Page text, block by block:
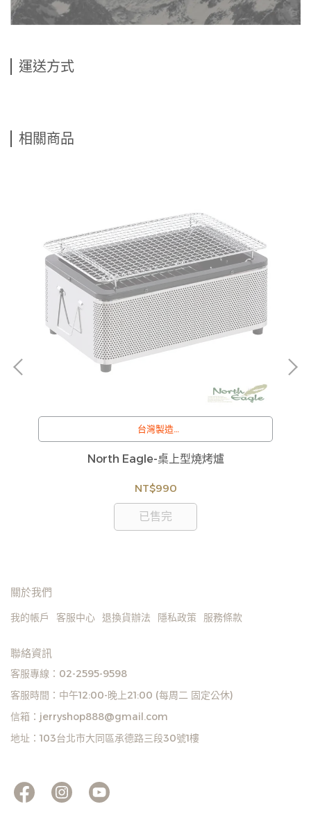
運送方式
相關商品
台灣製造
/
訂購注意事項 :
商品流動性快且多個平台共用庫存，偶有下單後缺貨
情形，客服人員將立即與您聯繫交期或更換商品，如
無法出貨，本公司將有權取消訂單，造成不便尚請見
諒。如遇庫存不足無法下單，亦歡迎洽詢客服。
North Eagle-桌上型燒烤爐
NT$990
已售完
關於我們
我的帳戶 客服中心 退換貨辦法 隱私政策 服務條款
聯絡資訊
客服專線：02-2595-9598
客服時間：中午12:00-晚上21:00 (每周二 固定公休)
信箱：jerryshop888@gmail.com
地址：103台北市大同區承德路三段30號1樓